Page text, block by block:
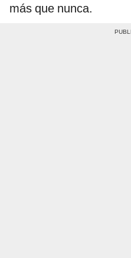
más que nunca.